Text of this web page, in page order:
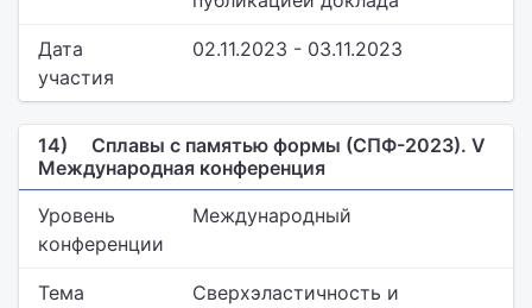
Дата
участия
02.11.2023 - 03.11.2023
14)
Сплавы с памятью формы (СПФ-2023). V
Международная конференция
Уровень
конференции
Международный
Тема
Сверхэластичность и